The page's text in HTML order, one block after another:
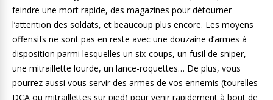
feindre une mort rapide, des magazines pour détourner
l’attention des soldats, et beaucoup plus encore. Les moyens
offensifs ne sont pas en reste avec une douzaine d’armes à
disposition parmi lesquelles un six-coups, un fusil de sniper,
une mitraillette lourde, un lance-roquettes… De plus, vous
pourrez aussi vous servir des armes de vos ennemis (tourelles
DCA ou mitraillettes sur pied) pour venir rapidement à bout de